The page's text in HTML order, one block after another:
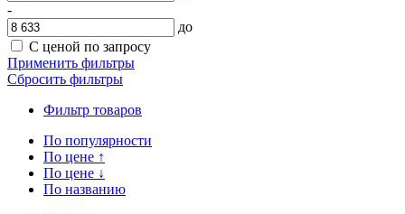
-
до
С ценой по запросу
Применить фильтры
Сбросить фильтры
Фильтр товаров
По популярности
По цене ↑
По цене ↓
По названию